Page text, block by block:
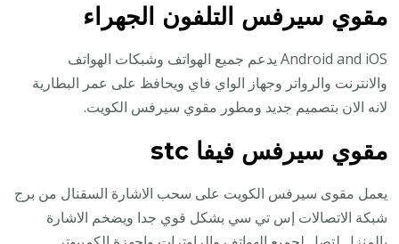
مقوي سيرفس التلفون الجهراء
Android and iOS يدعم جميع الهواتف وشبكات الهواتف
والانترنت والرواتر وجهاز الواي فاي ويحافظ على عمر البطارية
لانه الان بتصميم جديد ومطور مقوي سيرفس الكويت.
مقوي سيرفس فيفا stc
يعمل مقوى سيرفس الكويت على سحب الاشارة السقنال من برج
شبكة الاتصالات إس تي سي بشكل قوي جدا ويضخم الاشارة